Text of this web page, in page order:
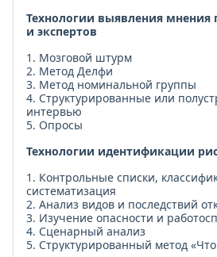
Технологии выявления мнения
и экспертов
1. Мозговой штурм
2. Метод Делфи
3. Метод номинальной группы
4. Структурированные или
интервью
5. Опросы
Технологии идентификации
1. Контрольные списки,
систематизация
2. Анализ видов и последствий
3. Изучение опасности и
4. Сценарный анализ
5. Структурированный метод «Что